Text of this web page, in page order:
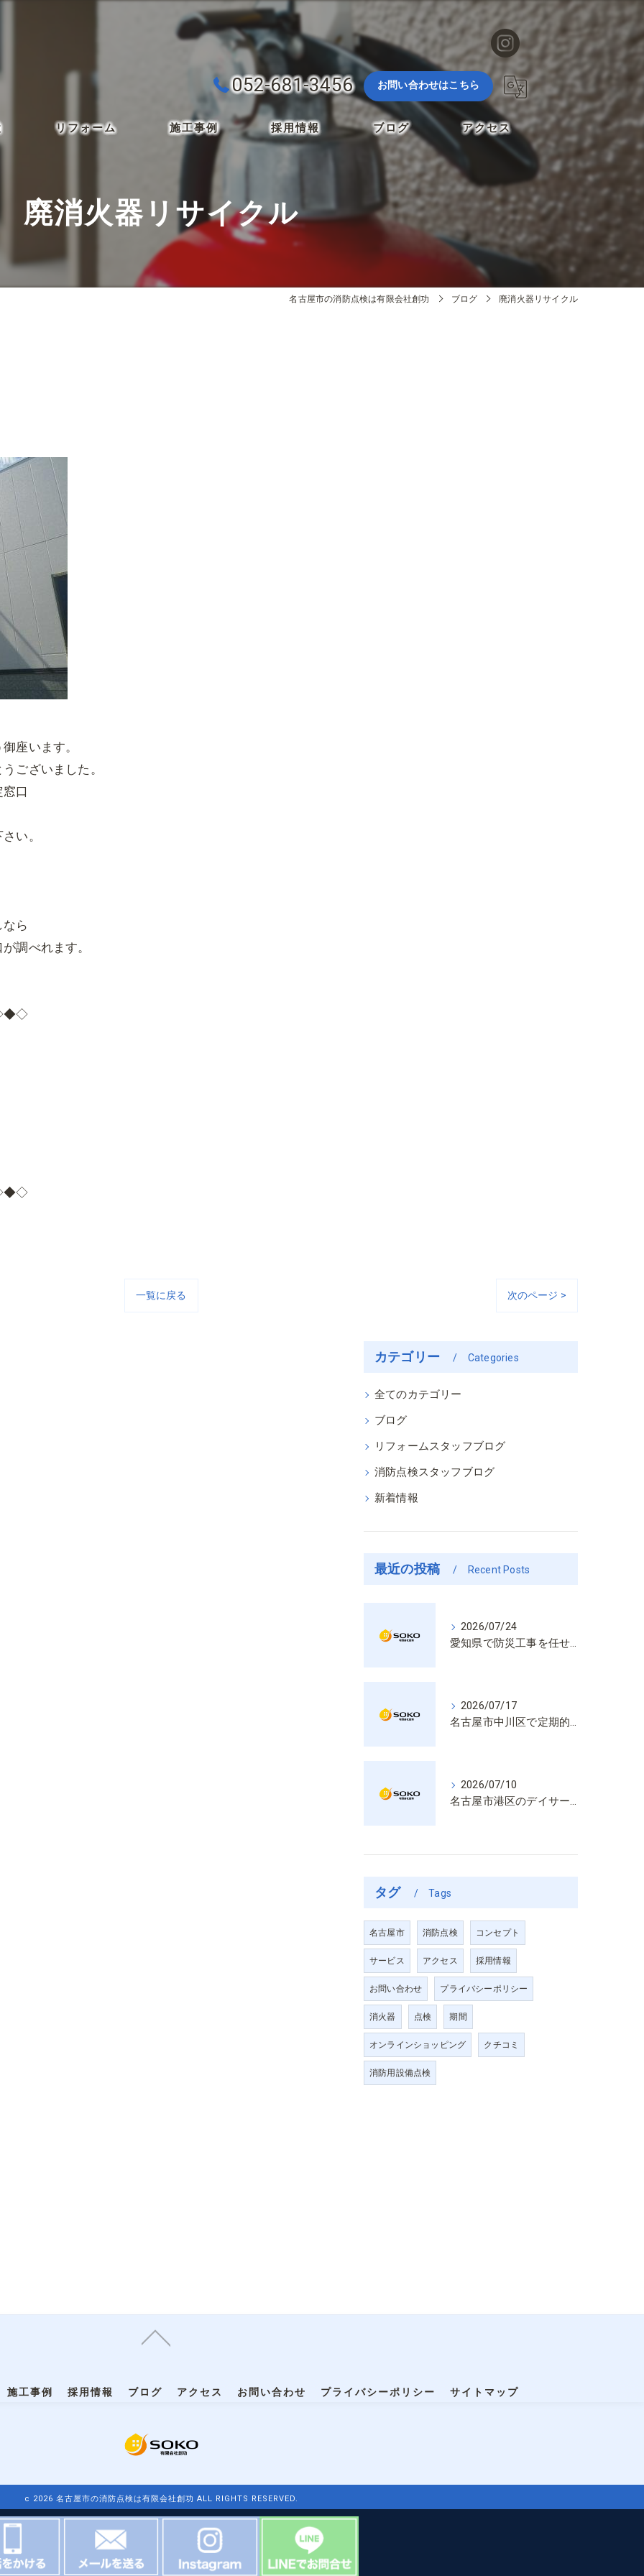
052-681-3456 お問い合わせはこちら
リフォーム 施工事例 採用情報 ブログ アクセス
廃消火器リサイクル
名古屋市の消防点検は有限会社創功 ブログ 廃消火器リサイクル
座います。
ございました。
口
い。
ら
調べれます。
一覧に戻る 次のページ >
カテゴリー Categories
全てのカテゴリー
ブログ
リフォームスタッフブログ
消防点検スタッフブログ
新着情報
最近の投稿 Recent Posts
2026/07/24
愛知県で防災工事を任せるなら経験と技術で安心を提供する老舗業者
2026/07/17
名古屋市中川区で定期的な消防設備点検や整備はいざという時の命を守る安心管理
2026/07/10
名古屋市港区のデイサービス消防設備点検は消火器具や誘導灯も丁寧に作業を進めます
タグ Tags
名古屋市 消防点検 コンセプト
サービス アクセス 採用情報
お問い合わせ プライバシーポリシー
消火器 点検 期間
オンラインショッピング クチコミ
消防用設備点検
施工事例 採用情報 ブログ アクセス お問い合わせ プライバシーポリシー サイトマップ
c 2026 名古屋市の消防点検は有限会社創功 ALL RIGHTS RESERVED.